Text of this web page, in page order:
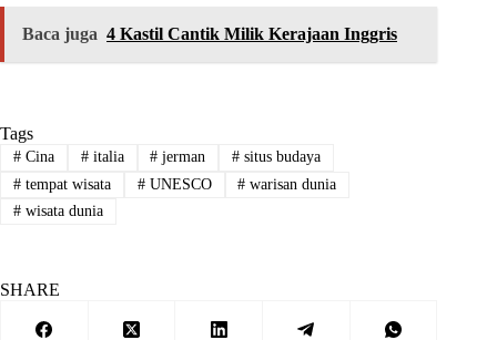
Baca juga 4 Kastil Cantik Milik Kerajaan Inggris
Tags
#Cina #italia # jerman # situs budaya
#tempat wisata #UNESCO # warisan dunia
#wisata dunia
SHARE